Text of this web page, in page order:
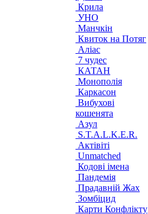
Крила
УНО
Манчкін
Квиток на Потяг
Аліас
7 чудес
КАТАН
Монополія
Каркасон
Вибухові
кошенята
Азул
S.T.A.L.K.E.R.
Актівіті
Unmatched
Кодові імена
Пандемія
Прадавній Жах
Зомбіцид
Карти Конфлікту